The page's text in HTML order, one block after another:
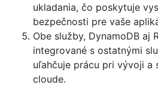
ukladania, čo poskytuje
bezpečnosti pre vaše
Obe služby, DynamoDB aj
integrované s ostatnými
uľahčuje prácu pri vývoji a
cloude.